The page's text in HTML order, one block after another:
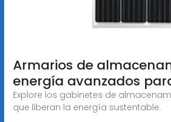
Armarios de
energía avanzados
Explore los gabinetes de
que liberan la energía sustentable.